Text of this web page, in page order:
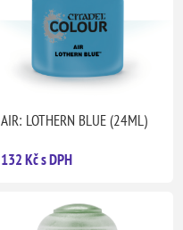
AIR: LOTHERN BLUE (24ML)
132 Kč s DPH